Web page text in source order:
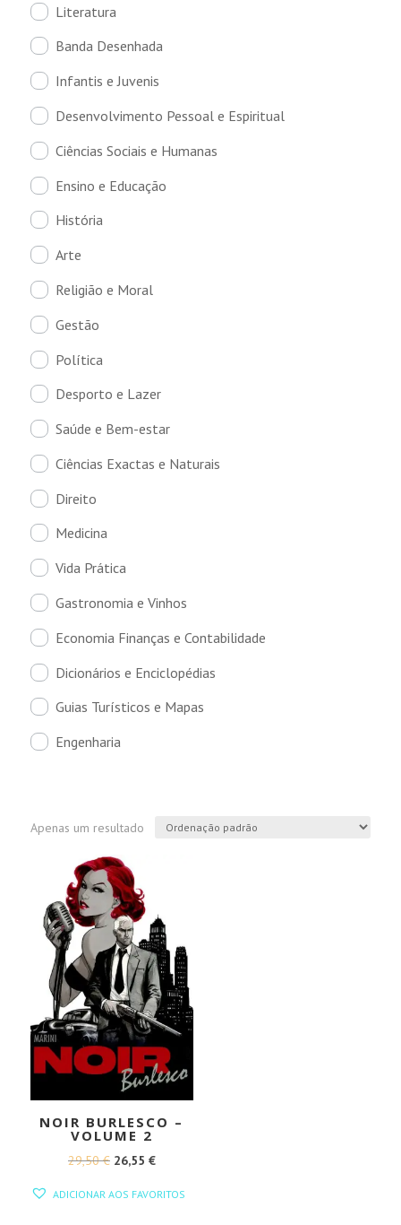
Literatura
Banda Desenhada
Infantis e Juvenis
Desenvolvimento Pessoal e Espiritual
Ciências Sociais e Humanas
Ensino e Educação
História
Arte
Religião e Moral
Gestão
Política
Desporto e Lazer
Saúde e Bem-estar
Ciências Exactas e Naturais
Direito
Medicina
Vida Prática
Gastronomia e Vinhos
Economia Finanças e Contabilidade
Dicionários e Enciclopédias
Guias Turísticos e Mapas
Engenharia
Apenas um resultado
NOIR BURLESCO –
VOLUME 2
29,50€ O
26,55 €O
ADICIONAR AOS FAVORITOS